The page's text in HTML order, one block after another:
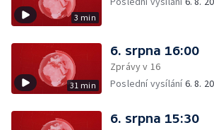
3 min
31 min
6. srpna 16:00
Zprávy v 16
Poslední vysílání6. 8.
6. srpna 15:30